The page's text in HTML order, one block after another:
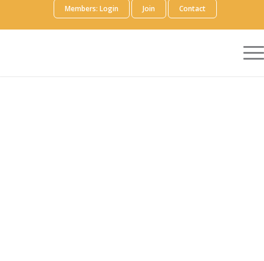
Members: Login Join Contact